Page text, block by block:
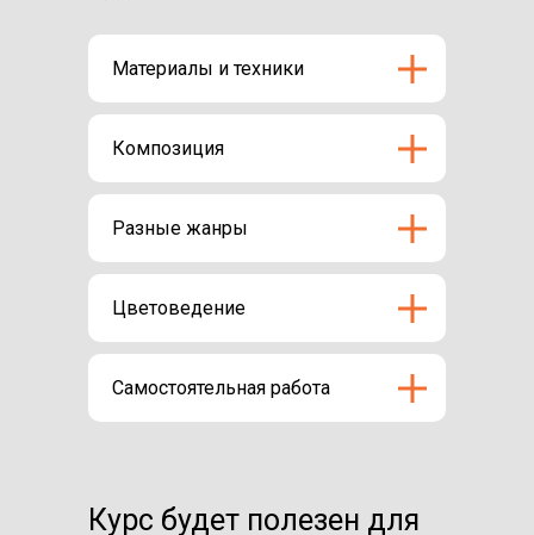
Материалы и техники
Композиция
Разные жанры
Цветоведение
Самостоятельная работа
Курс будет полезен для